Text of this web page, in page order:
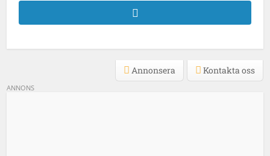
Kontakta oss
Annonsera
ANNONS